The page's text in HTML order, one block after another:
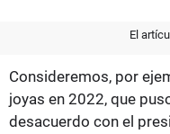
El
Consideremos, por
joyas en 2022, que
desacuerdo con el